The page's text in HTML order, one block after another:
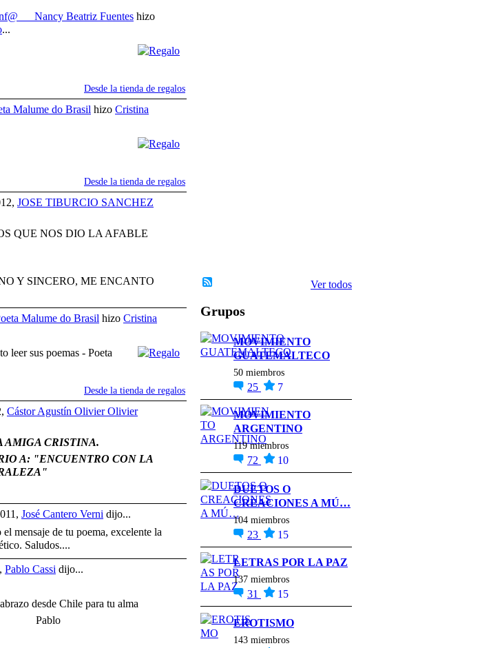
Beatriz Fuentes hizo
...
Desde la tienda de regalos
Malume do Brasil hizo Cristina
Desde la tienda de regalos
JOSE TIBURCIO SANCHEZ
QUE NOS DIO LA AFABLE
Y SINCERO, ME ENCANTO
Malume do Brasil hizo Cristina
leer sus poemas - Poeta
Desde la tienda de regalos
Cástor Agustín Olivier Olivier
AMIGA CRISTINA.
A: "ENCUENTRO CON LA
José Cantero Verni dijo...
mensaje de tu poema, excelente la
Saludos....
Pablo Cassi dijo...
para tu alma
Ver todos
Grupos
MOVIMIENTO
GUATEMALTECO
50 miembros
25 7
MOVIMIENTO
ARGENTINO
119 miembros
72 10
DUETOS O
CREACIONES A MÚ…
104 miembros
23 15
LETRAS POR LA PAZ
137 miembros
31 15
EROTISMO
143 miembros